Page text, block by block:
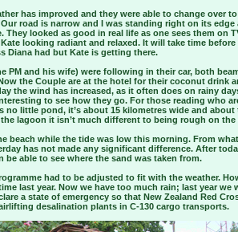
has improved and they were able to change over
road is narrow and I was standing right on its
They looked as good in real life as one sees them on
looking radiant and relaxed. It will take time before
Diana had but Kate is getting there.
PM and his wife) were following in their car, both
the Couple are at the hotel for their coconut drink
the wind has increased, as it often does on rainy
to see how they go. For those reading who
no little pond, it’s about 15 kilometres wide and
lagoon it isn’t much different to being rough on the
beach while the tide was low this morning. From
has not made any significant difference. After
be able to see where the sand was taken from.
had to be adjusted to fit with the weather.
last year. Now we have too much rain; last year we
a state of emergency so that New Zealand Red
desalination plants in C-130 cargo transports.